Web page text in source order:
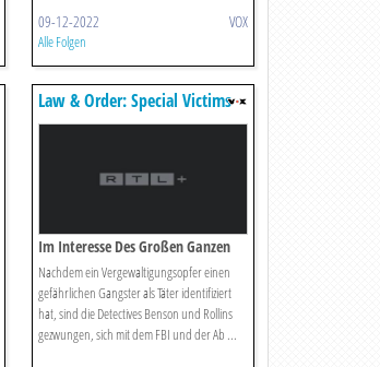
09-12-2022 VOX
Alle Folgen
Law & Order: Special Victims
Unit
Im Interesse Des Großen Ganzen
Nachdem ein Vergewaltigungsopfer einen
gefährlichen Gangster als Täter identifiziert
hat, sind die Detectives Benson und Rollins
gezwungen, sich mit dem FBI und der Ab ...